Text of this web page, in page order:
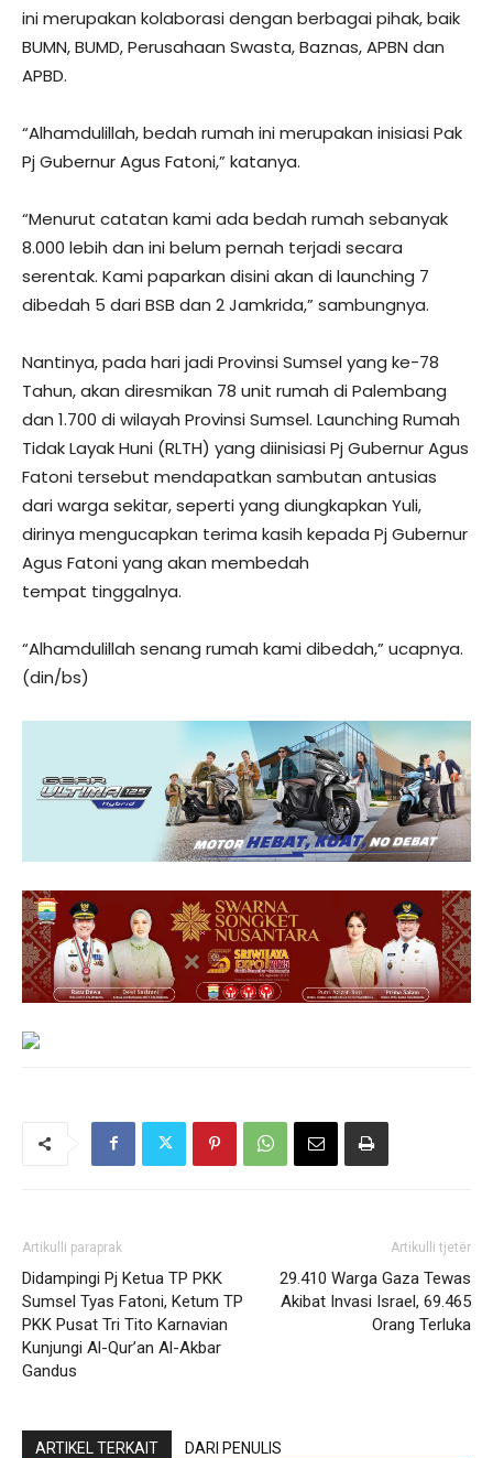
ini merupakan kolaborasi dengan berbagai pihak, baik
BUMN, BUMD, Perusahaan Swasta, Baznas, APBN dan
APBD.
“Alhamdulillah, bedah rumah ini merupakan inisiasi Pak
Pj Gubernur Agus Fatoni,” katanya.
“Menurut catatan kami ada bedah rumah sebanyak
8.000 lebih dan ini belum pernah terjadi secara
serentak. Kami paparkan disini akan di launching 7
dibedah 5 dari BSB dan 2 Jamkrida,” sambungnya.
Nantinya, pada hari jadi Provinsi Sumsel yang ke-78
Tahun, akan diresmikan 78 unit rumah di Palembang
dan 1.700 di wilayah Provinsi Sumsel. Launching Rumah
Tidak Layak Huni (RLTH) yang diinisiasi Pj Gubernur Agus
Fatoni tersebut mendapatkan sambutan antusias
dari warga sekitar, seperti yang diungkapkan Yuli,
dirinya mengucapkan terima kasih kepada Pj Gubernur
Agus Fatoni yang akan membedah
tempat tinggalnya.
“Alhamdulillah senang rumah kami dibedah,” ucapnya.
(din/bs)
Artikulli paraprak
Didampingi Pj Ketua TP PKK
Sumsel Tyas Fatoni, Ketum TP
PKK Pusat Tri Tito Karnavian
Kunjungi Al-Qur’an Al-Akbar
Gandus
Artikulli tjetër
29.410 Warga Gaza Tewas
Akibat Invasi Israel, 69.465
Orang Terluka
ARTIKEL TERKAIT DARI PENULIS